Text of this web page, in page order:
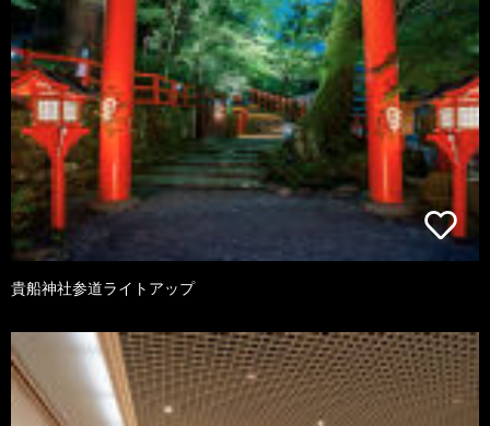
貴船神社参道ライトアップ